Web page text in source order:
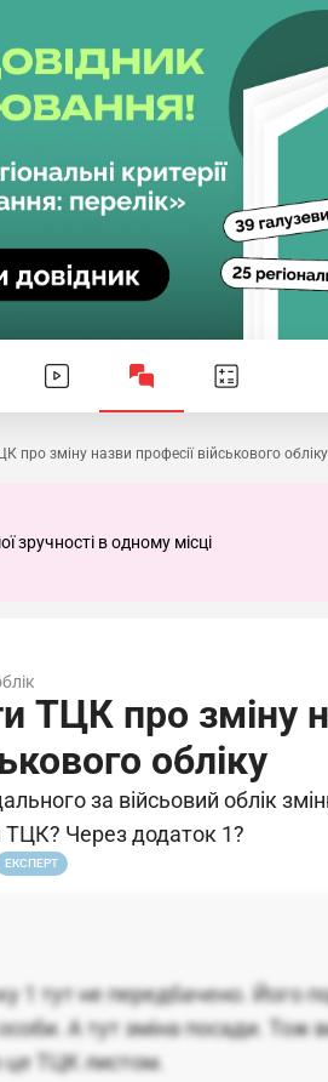
про зміну назви професії військового обліку
зручності в одному місці
ТЦК про зміну
обліку
за війсьовий облік
ТЦК? Через додаток 1?
ЕКСПЕРТ
1 тут не передбачено. Його
особи. А тут зміна посади. Тож
це ТЦК листом.